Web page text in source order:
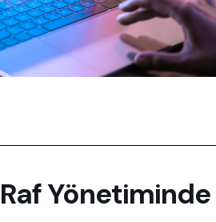
Raf Yönetiminde